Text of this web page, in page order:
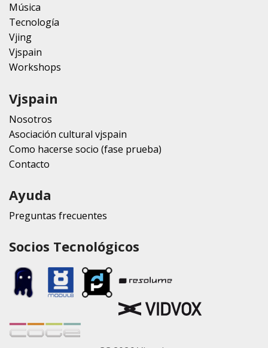
Música
Tecnología
Vjing
Vjspain
Workshops
Vjspain
Nosotros
Asociación cultural vjspain
Como hacerse socio (fase prueba)
Contacto
Ayuda
Preguntas frecuentes
Socios Tecnológicos